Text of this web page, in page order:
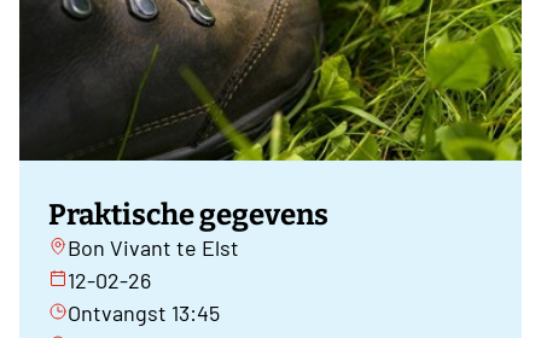
Praktische gegevens
Bon Vivant te Elst
12-02-26
Ontvangst 13:45